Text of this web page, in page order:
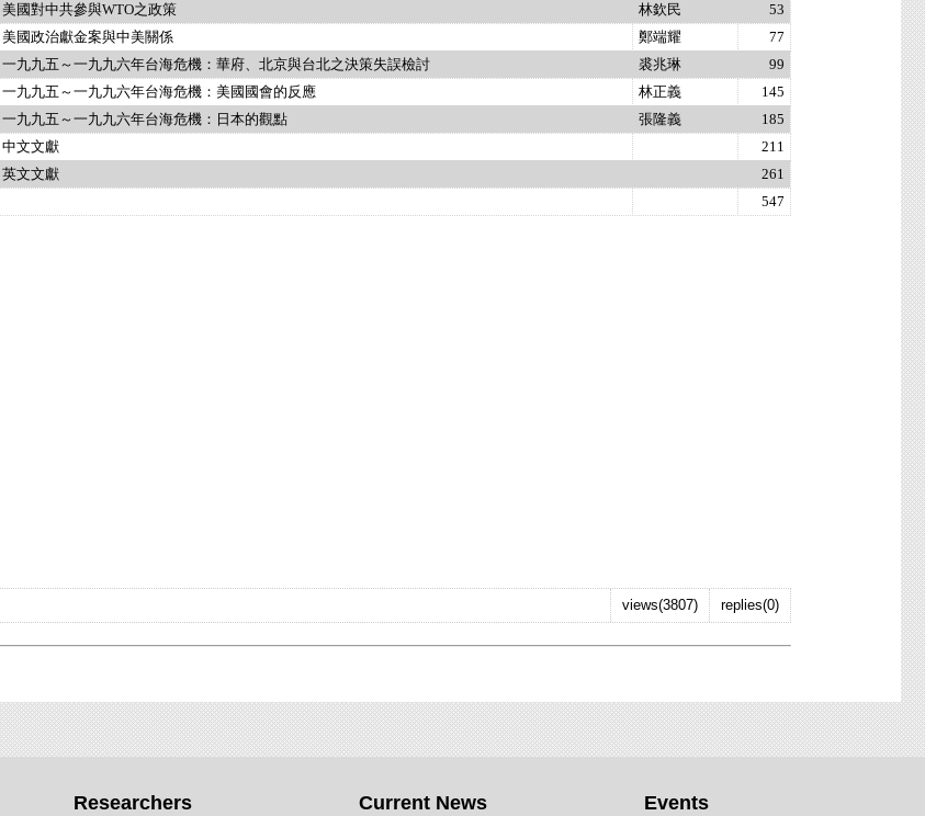
美國對中共參與WTO之政策 林欽民
53
美國政治獻金案與中美關係 鄭端耀
77
一九九五～一九九六年台海危機：華府、北京與台北之決策失誤檢討 裘兆琳
99
一九九五～一九九六年台海危機：美國國會的反應 林正義
145
一九九五～一九九六年台海危機：日本的觀點 張隆義
185
中文文獻
211
英文文獻
261
547
replies(0)
views(3807)
Researchers Current News Events